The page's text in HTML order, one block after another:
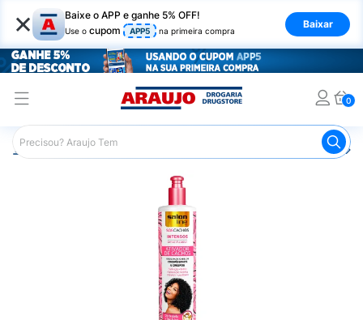
× Baixe o APP e ganhe 5% OFF!
Use o cupom APP5 na primeira compra
Baixar
0
Araujo Cabelo Ativador de Cachos